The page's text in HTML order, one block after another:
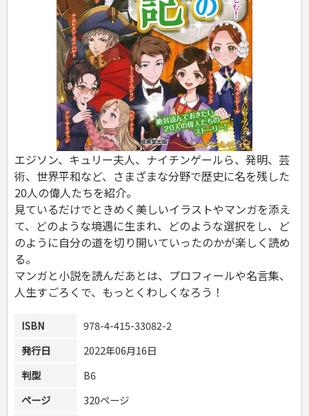
行政書士・宅建
衛生管理・運行管理
建築・土木
電気・危険物
調理師
スキル・キャリアアップ
危険物取扱者
消防設備士
登録販売者
その他資格試験
エジソン、キュリー夫人、ナイチンゲールら、発明、芸
術、世界平和など、さまざまな分野で歴史に名を残した
20人の偉人たちを紹介。
見ているだけでときめく美しいイラストやマンガを添え
て、どのような境遇に生まれ、どのような選択をし、ど
のように自分の道を切り開いていったのかが楽しく読め
る。
マンガと小説を読んだあとは、プロフィールや名言集、
人生すごろくで、もっとくわしくなろう！
ISBN
978-4-415-33082-2
発行日
2022年06月16日
判型
B6
ページ
320ページ